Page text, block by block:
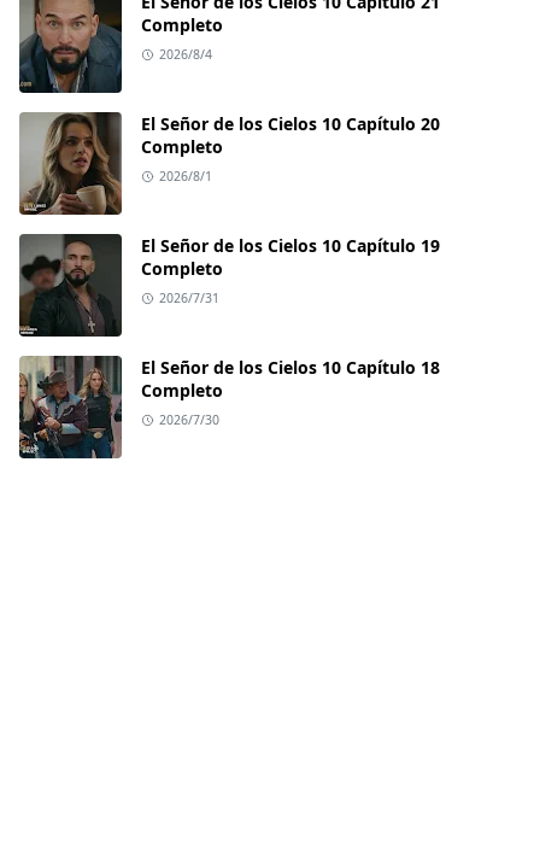
Completo
2026/8/4
El Señor de los Cielos 10 Capítulo 20
Completo
2026/8/1
El Señor de los Cielos 10 Capítulo 19
Completo
2026/7/31
El Señor de los Cielos 10 Capítulo 18
Completo
2026/7/30